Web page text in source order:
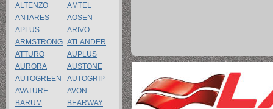
ALTENZO
AMTEL
ANTARES
AOSEN
APLUS
ARIVO
ARMSTRONG ATLANDER
ATTURO
AUPLUS
AURORA
AUSTONE
AUTOGREEN
AUTOGRIP
AVATURE
AVON
BARUM
BEARWAY